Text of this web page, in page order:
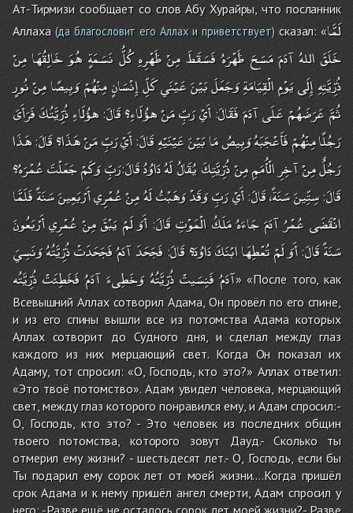
Ат-Тирмизи сообщает со слов Абу Хурайры, что посланник
Аллаха(да благословит его Аллах и приветствует)сказал: «لَمَّا
خَلَقَ اللهُآدَمَمَسَحَ ظَهْرَهُفَسَقَطَمِنْظَهْرِهِ كُلُّنَسَمَةٍ هُوَخَالِقُهَامِنْ
ذُرِّيَّتِهِإِلَىيَوْمِالْقِيَامَةِوَجَعَلَبَيْنَعَيْنَيكَلِّإِنْسَانٍمِنْهُمْوَبِيصًامِنْنُورٍ
ثُمَّعَرَضَهُمْعَلَىآدَمَفَقَالَ:أَيْرَبِّمَنْهؤُلَاءِ؟قَالَ:هؤُلَاءِذُرِّيَّتُكَفَرَأَىَ
رَجُلًامِنْهُمْفَأَعْجَبَهُوَبِيصُمَابَيْنَعَيْنَيْهِقَالَ:أَيْرَبِّمَنْهَذَا؟قَالَ:هَذَا
رَجُلٌمِنْآخِرِالْأُمَمِمِنْذُرِّيَّتِكَيُقَالُلَهُدَاوُدُقَالَ:رَبِّوَكَمْجَعَلْتَعُمْرَهُ؟
قَالَ:سِتِّينَسَنَةً،قَالَ:أَيْرَبِّوَقَدْوَهَبْتُلَهُمِنْعُمْرِيأَرْبَعِينَسَنَةًفَلَمَّا
انْقَضَى عُمْرُآدَمَجَاءَهُمَلَكُالْمَوْتِقَالَ:أَوَلَمْيَبْقَمِنْعُمْرِيأَرْبَعُونَ
سَنَةًقَالَ:أَوَلَمْتُعْطِهَاابْنَكَدَاوُدَ؟قَالَ: فَجَحَدَآدَمُفَجَحَدَتْذُرِّيَّتُهُوَنَسِيَ
آدَمُفَنِسَيتْ ذُرِّيَّتُهُوَخَطِىءَ آدَمُفَخَطِئَتْ ذُرِّيَّتُه
» «После того, как
Всевышний Аллах сотворил Адама, Он провёл по его спине,
и из его спины вышли все из потомства Адама которых
Аллах сотворит до Судного дня, и сделал между глаз
каждого из них мерцающий свет. Когда Он показал их
Адаму, тот спросил: «О, Господь, кто это?» Аллах ответил:
«Это твоё потомство». Адам увидел человека, мерцающий
свет, между глаз которого понравился ему, и Адам спросил:-
О, Господь, кто это? - Это человек из последних общин
твоего потомства, которого зовут Дауд.- Сколько ты
отмерил ему жизни? - шестьдесят лет.- О, Господь, если бы
Ты подарил ему сорок лет от моей жизни….Когда пришёл
срок Адама и к нему пришёл ангел смерти, Адам спросил у
него: -Разве ещё не осталось сорок лет моей жизни?- Разве